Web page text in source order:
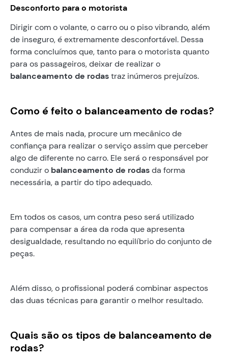
Desconforto para o motorista
Dirigir com o volante, o carro ou o piso vibrando, além
de inseguro, é extremamente desconfortável. Dessa
forma concluímos que, tanto para o motorista quanto
para os passageiros, deixar de realizar o
balanceamento de rodastraz inúmeros prejuízos.
Como é feito o balanceamento de rodas?
Antes de mais nada, procure um mecânico de
confiança para realizar o serviço assim que perceber
algo de diferente no carro. Ele será o responsável por
conduzir o balanceamento de rodasda forma
necessária, a partir do tipo adequado.
Em todos os casos, um contra peso será utilizado
para compensar a área da roda que apresenta
desigualdade, resultando no equilíbrio do conjunto de
peças.
Além disso, o profissional poderá combinar aspectos
das duas técnicas para garantir o melhor resultado.
Quais são os tipos de balanceamento de
rodas?